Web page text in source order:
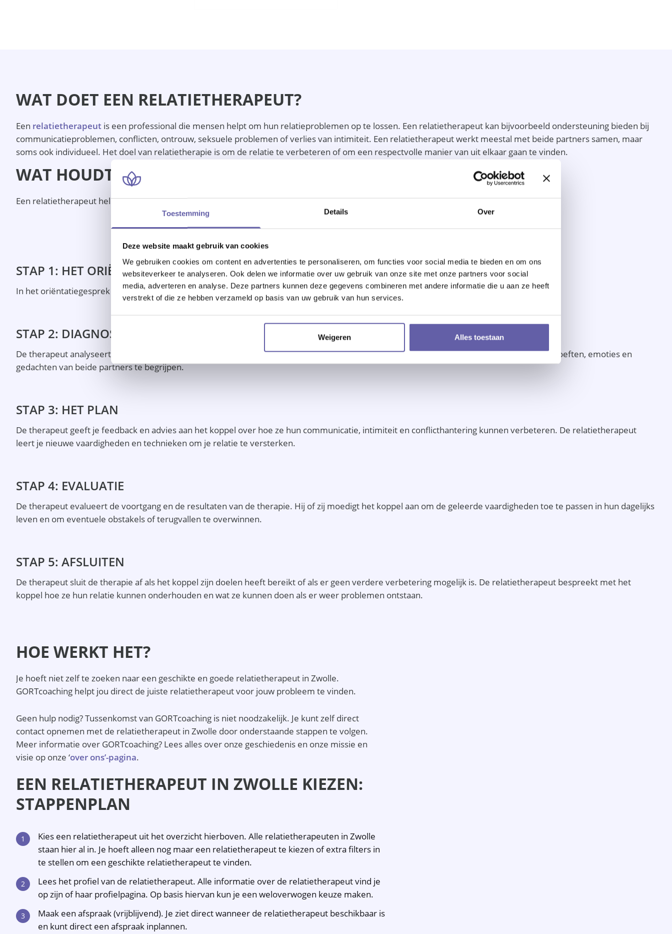
Toestemming Details Over
Deze website maakt gebruik van cookies
We gebruiken cookies om content en advertenties te personaliseren, om functies voor social media te bieden en om ons
websiteverkeer te analyseren. Ook delen we informatie over uw gebruik van onze site met onze partners voor social
media, adverteren en analyse. Deze partners kunnen deze gegevens combineren met andere informatie die u aan ze heeft
verstrekt of die ze hebben verzameld op basis van uw gebruik van hun services.
Weigeren Alles toestaan
WAT DOET EEN RELATIETHERAPEUT?
Een relatietherapeut is een professional die mensen helpt om hun relatieproblemen op te lossen. Een relatietherapeut kan bijvoorbeeld ondersteuning bieden bij
communicatieproblemen, conflicten, ontrouw, seksuele problemen of verlies van intimiteit. Een relatietherapeut werkt meestal met beide partners samen, maar
soms ook individueel. Het doel van relatietherapie is om de relatie te verbeteren of om een respectvolle manier van uit elkaar gaan te vinden.
WAT HOUDT EEN TRAJECT BIJ EEN RELATIETHERAPEUT IN ZWOLLE IN?
Een relatietherapeut helpt koppels die problemen hebben in hun relatie. Een stappenplan over hoe een relatietherapeut te werk gaat is:
STAP 1: HET ORIËNTATIEGESPREK
In het oriëntatiegesprek maken jullie kennis met elkaar en wordt er gevraagd naar je verwachtingen, doelen en motivatie voor de therapie.
STAP 2: DIAGNOSE
De therapeut analyseert de relatieproblemen en de interactiepatronen van het koppel. De relatietherapeut probeert de onderliggende behoeften, emoties en
gedachten van beide partners te begrijpen.
STAP 3: HET PLAN
De therapeut geeft je feedback en advies aan het koppel over hoe ze hun communicatie, intimiteit en conflicthantering kunnen verbeteren. De relatietherapeut
leert je nieuwe vaardigheden en technieken om je relatie te versterken.
STAP 4: EVALUATIE
De therapeut evalueert de voortgang en de resultaten van de therapie. Hij of zij moedigt het koppel aan om de geleerde vaardigheden toe te passen in hun dagelijks
leven en om eventuele obstakels of terugvallen te overwinnen.
STAP 5: AFSLUITEN
De therapeut sluit de therapie af als het koppel zijn doelen heeft bereikt of als er geen verdere verbetering mogelijk is. De relatietherapeut bespreekt met het
koppel hoe ze hun relatie kunnen onderhouden en wat ze kunnen doen als er weer problemen ontstaan.
HOE WERKT HET?
Je hoeft niet zelf te zoeken naar een geschikte en goede relatietherapeut in Zwolle.
GORTcoaching helpt jou direct de juiste relatietherapeut voor jouw probleem te vinden.
Geen hulp nodig? Tussenkomst van GORTcoaching is niet noodzakelijk. Je kunt zelf direct
contact opnemen met de relatietherapeut in Zwolle door onderstaande stappen te volgen.
Meer informatie over GORTcoaching? Lees alles over onze geschiedenis en onze missie en
visie op onze ‘over ons’-pagina.
EEN RELATIETHERAPEUT IN ZWOLLE KIEZEN:
STAPPENPLAN
Kies een relatietherapeut uit het overzicht hierboven. Alle relatietherapeuten in Zwolle
staan hier al in. Je hoeft alleen nog maar een relatietherapeut te kiezen of extra filters in
te stellen om een geschikte relatietherapeut te vinden.
Lees het profiel van de relatietherapeut. Alle informatie over de relatietherapeut vind je
op zijn of haar profielpagina. Op basis hiervan kun je een weloverwogen keuze maken.
Maak een afspraak (vrijblijvend). Je ziet direct wanneer de relatietherapeut beschikbaar is
en kunt direct een afspraak inplannen.